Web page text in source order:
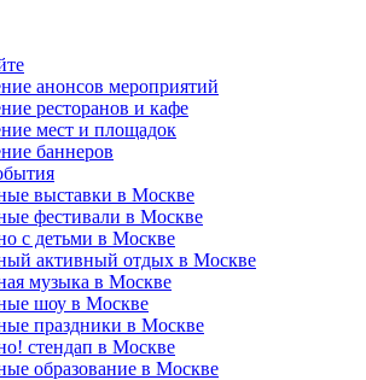
анонсов мероприятий
ресторанов и кафе
мест и площадок
баннеров
выставки в Москве
фестивали в Москве
с детьми в Москве
активный отдых в Москве
музыка в Москве
шоу в Москве
праздники в Москве
стендап в Москве
образование в Москве